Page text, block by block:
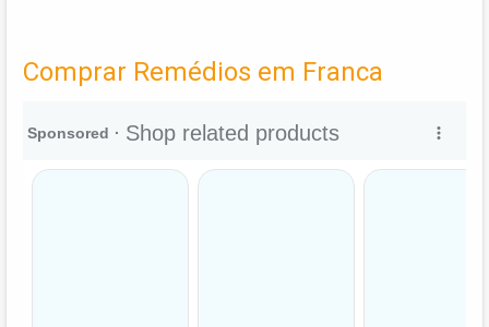
Comprar Remédios em Franca